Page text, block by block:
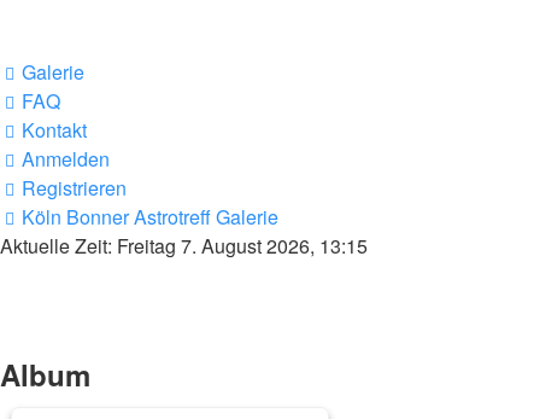
Galerie
FAQ
Kontakt
Anmelden
Registrieren
Köln Bonner AstrotreffGalerie
Aktuelle Zeit: Freitag 7. August 2026, 13:15
Album